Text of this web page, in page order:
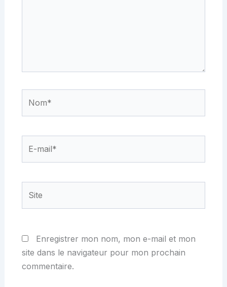
mail*
Enregistrer mon nom, mon e-mail et mon
site dans le navigateur pour mon prochain
commentaire.